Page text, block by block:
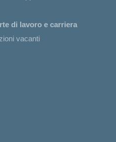
di lavoro e carriera
vacanti